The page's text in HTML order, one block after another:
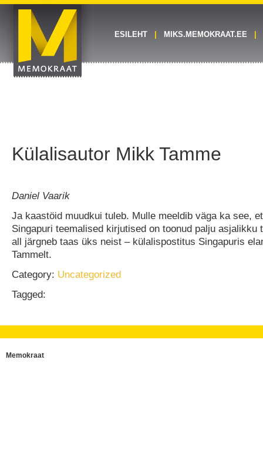
ESILEHT MIKS.MEMOKRAAT.EE
Külalisautor Mikk Tamme
Daniel Vaarik
Ja kaastöid muudkui tuleb. Mulle meeldib väga ka see,
Singapuri teemalised kirjutised on toonud palju asjalikku
all järgneb taas üks neist – külalispostitus Singapuris
Tammelt.
Category: Uncategorized
Tagged:
Memokraat